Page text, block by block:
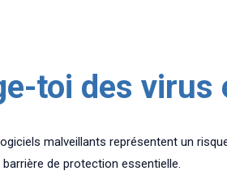
toi des
malveillants représentent un
de protection essentielle.